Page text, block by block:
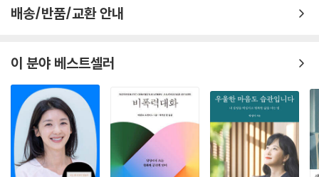
되었다. 내가 겪은 놀라운 효력이 모든 사람에게 똑같이 나타날 수 없다는
것은 잘 안다. 하지만 우울증 진단의 대책으로 자연 산책이라는 관념이 더
동으로 여겨지지 않기를, 인간은 야외에서 시간을 보내야 한다는 근본적
근방식으로 간주되기를 바란다.
--- p.254
시간을 흘려보낸다. 이것이 산림욕이구나. 나는 주위의 풍경에 완전히 스
며든다. 낙엽의 곰팡이 냄새와 블루벨의 은은한 향기가 느껴진다. 햇살이
목덜미를 데워준다. 수풀 속의 소형 포유동물들이 분주하게 바스락대는 소
리와 머리 위의 새들이 노래하는 소리가 들려온다. 숲은 내 혈압을 낮추고
기분을 돋우며 스트레스 수치를 끌어내려 준다. 지금 이 순간이 나의 회복
에 유익하다는 것은 의심할 여지가 없다.”(167~168쪽)
배송/반품/교환 안내
이 분야 베스트셀러